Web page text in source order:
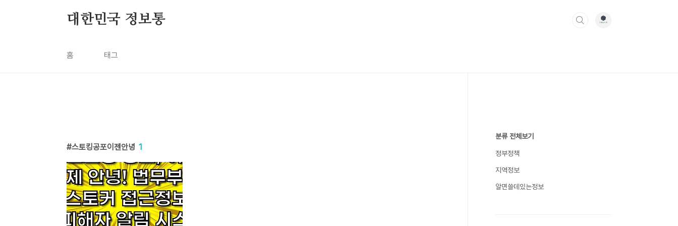
대한민국 정보통
홈 태그
스토킹공포이젠안녕 1
분류 전체보기
정부정책
지역정보
알면쓸데있는정보